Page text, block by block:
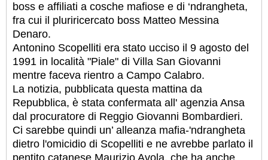
boss e affiliati a cosche mafiose e di ‘ndrangheta,
fra cui il pluriricercato boss Matteo Messina
Denaro.
Antonino Scopelliti era stato ucciso il 9 agosto del
1991 in località "Piale" di Villa San Giovanni
mentre faceva rientro a Campo Calabro.
La notizia, pubblicata questa mattina da
Repubblica, è stata confermata all' agenzia Ansa
dal procuratore di Reggio Giovanni Bombardieri.
Ci sarebbe quindi un’ alleanza mafia-'ndrangheta
dietro l'omicidio di Scopelliti e ne avrebbe parlato il